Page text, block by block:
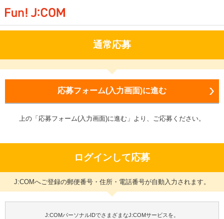
通常応募
応募フォーム(入力画面)に進む
上の「応募フォーム(入力画面)に進む」より、ご応募ください。
ログインして応募
J:COMへご登録の郵便番号・住所・電話番号が自動入力されます。
J:COMパーソナルIDでさまざまなJ:COMサービスを。